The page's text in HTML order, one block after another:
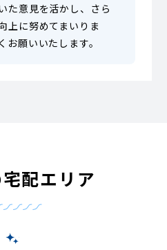
た意見を活かし、さら
上に努めてまいりま
願いいたします。
配エリア